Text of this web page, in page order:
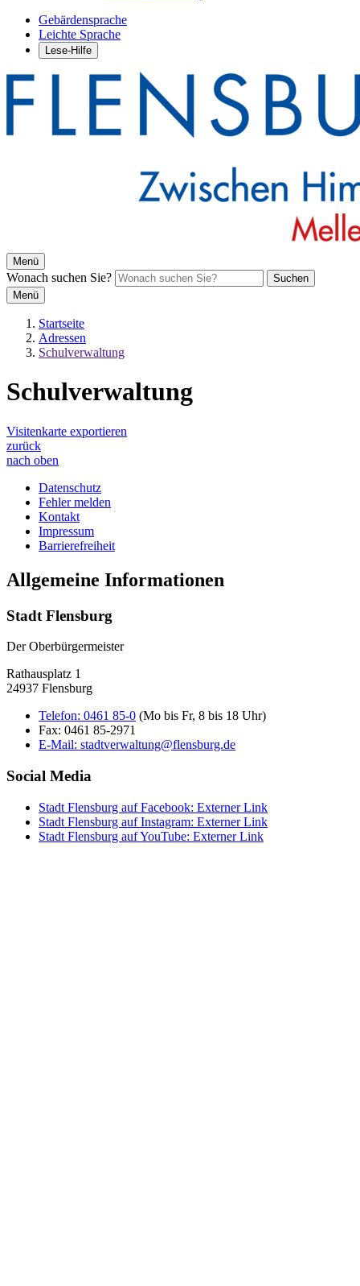
Gebärdensprache
Leichte Sprache
Lese-Hilfe
Menü
Wonach suchen Sie?
Suchen
Menü
Startseite
Adressen
Schulverwaltung
Schulverwaltung
Visitenkarte exportieren
zurück
nach oben
Datenschutz
Fehler melden
Kontakt
Impressum
Barrierefreiheit
Allgemeine Informationen
Stadt Flensburg
Der Oberbürgermeister
Rathausplatz 1
24937 Flensburg
Telefon: 0461 85-0 (Mo bis Fr, 8 bis 18 Uhr)
Fax: 0461 85-2971
E-Mail: stadtverwaltung@flensburg.de
Social Media
Stadt Flensburg auf Facebook: Externer Link
Stadt Flensburg auf Instagram: Externer Link
Stadt Flensburg auf YouTube: Externer Link